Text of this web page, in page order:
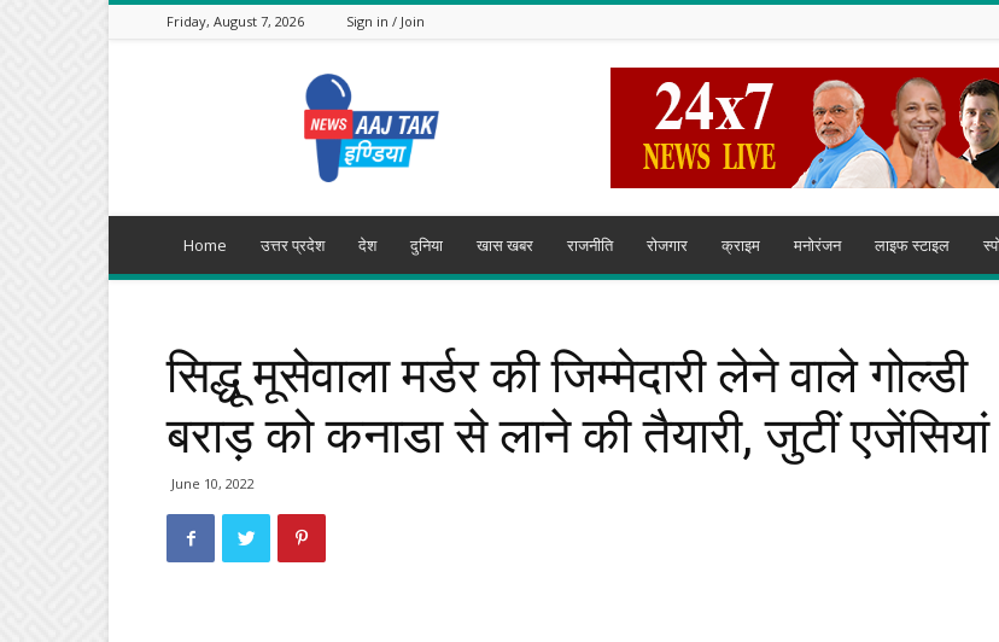
Friday, August 7, 2026 Sign in / Join
India
Home उत्तर प्रदेश देश दुनिया खास खबर राजनीति रोजगार क्राइम मनोरंजन लाइफ स्टाइल
सिद्धू मूसेवाला मर्डर की जिम्मेदारी लेने वाले गोल्डी
बराड़ को कनाडा से लाने की तैयारी, जुटीं एजेंसियां
June 10, 2022